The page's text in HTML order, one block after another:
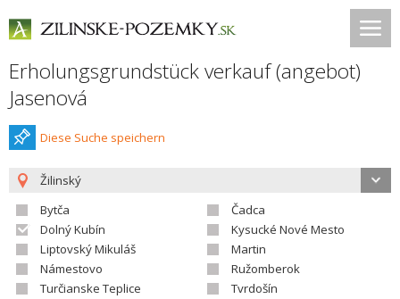
Erholungsgrundstück verkauf (angebot)
Jasenová
Diese Suche speichern
Žilinský
Bytča
Čadca
Dolný Kubín
Kysucké Nové Mesto
Liptovský Mikuláš
Martin
Námestovo
Ružomberok
Turčianske Teplice
Tvrdošín